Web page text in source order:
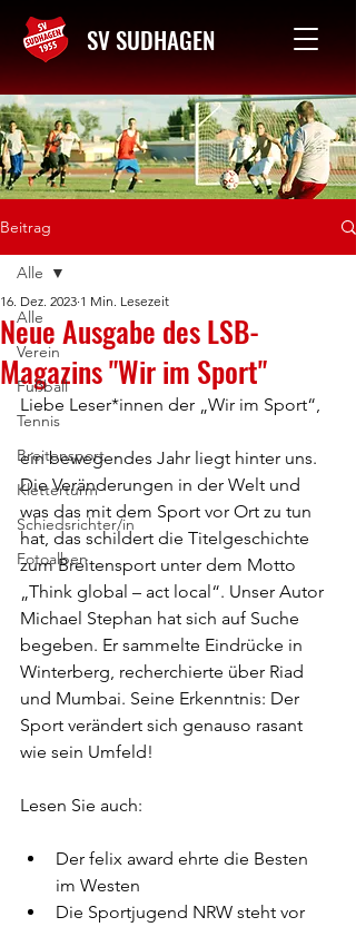
SV SUDHAGEN
Kontakt
Beitrag
Alle
Verein
Fußball
Tennis
Breitensport
Kletterturm
Schiedsrichter/in
Fotoalben
Alle
Neue Ausgabe des LSB-
Magazins "Wir im Sport"
16. Dez. 2023 1 Min. Lesezeit
Liebe Leser*innen der „Wir im Sport“,
ein bewegendes Jahr liegt hinter uns.
Die Veränderungen in der Welt und
was das mit dem Sport vor Ort zu tun
hat, das schildert die Titelgeschichte
zum Breitensport unter dem Motto
„Think global – act local“. Unser Autor
Michael Stephan hat sich auf Suche
begeben. Er sammelte Eindrücke in
Winterberg, recherchierte über Riad
und Mumbai. Seine Erkenntnis: Der
Sport verändert sich genauso rasant
wie sein Umfeld!
Lesen Sie auch:
Der felix award ehrte die Besten
im Westen
Die Sportjugend NRW steht vor